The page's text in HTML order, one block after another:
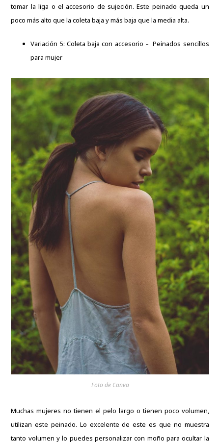
tomar la liga o el accesorio de sujeción. Este peinado queda un
poco más alto que la coleta baja y más baja que la media alta.
Variación 5: Coleta baja con accesorio – Peinados sencillos
para mujer
Foto de Canva
Muchas mujeres no tienen el pelo largo o tienen poco volumen,
utilizan este peinado. Lo excelente de este es que no muestra
tanto volumen y lo puedes personalizar con moño para ocultar la